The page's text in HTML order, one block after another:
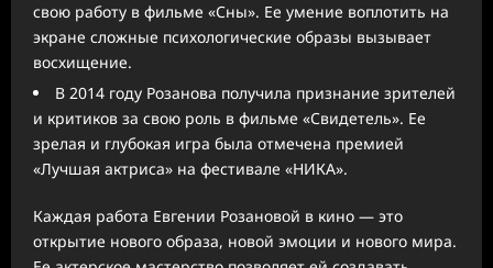
свою работу в фильме «Сны». Ее умение воплотить на
экране сложные психологические образы вызывает
восхищение.
В 2014 году Розанова получила признание зрителей
и критиков за свою роль в фильме «Свидетель». Ее
зрелая и глубокая игра была отмечена премией
«Лучшая актриса» на фестивале «НИКА».
Каждая работа Евгении Розановой в кино — это
открытие нового образа, новой эмоции и нового мира.